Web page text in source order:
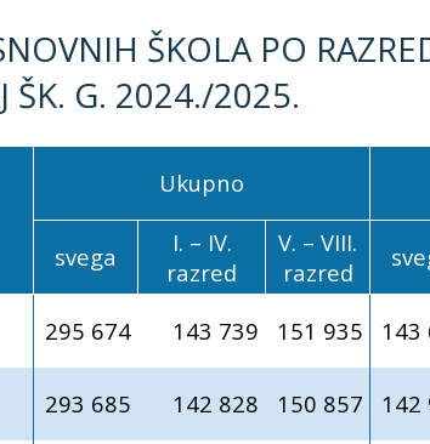
ŠKOLA PO
ŠK. G. 2024./2025.
Ukupno
svega
I. – IV.
razred
V. – VIII.
razred
295 674 143 739 151 935 143
293 685 142 828 150 857 142